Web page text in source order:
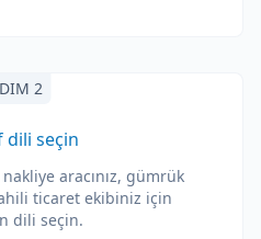
2
dili seçin
aracınız, gümrük
ticaret ekibiniz için
dili seçin.